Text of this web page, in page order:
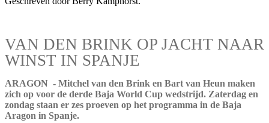
VAN DEN BRINK OP JACHT NAAR
WINST IN SPANJE
ARAGON - Mitchel van den Brink en Bart van Heun maken
zich op voor de derde Baja World Cup wedstrijd. Zaterdag en
zondag staan er zes proeven op het programma in de Baja
Aragon in Spanje.